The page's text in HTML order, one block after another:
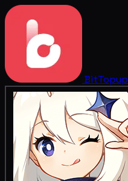
BitTopup